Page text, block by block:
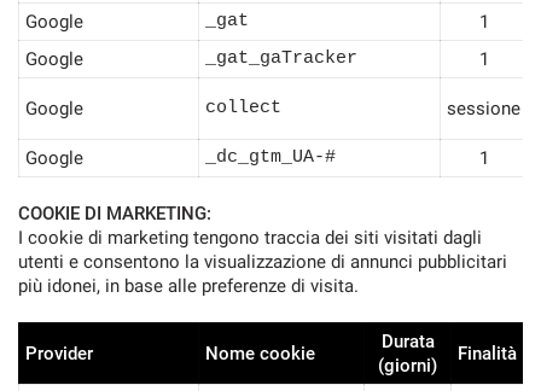
Google
_gat 1
Google
_gat_gaTracker 1
Google collect sessione
Google
_dc_gtm_UA-# 1
COOKIE DI MARKETING:
I cookie di marketing tengono traccia dei siti visitati dagli
utenti e consentono la visualizzazione di annunci pubblicitari
più idonei, in base alle preferenze di visita.
Provider Nome cookie
Durata
(giorni)
Finalità